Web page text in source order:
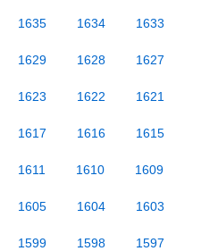
1635 1634 1633
1629 1628 1627
1623 1622 1621
1617 1616 1615
1611 1610 1609
1605 1604 1603
1599 1598 1597